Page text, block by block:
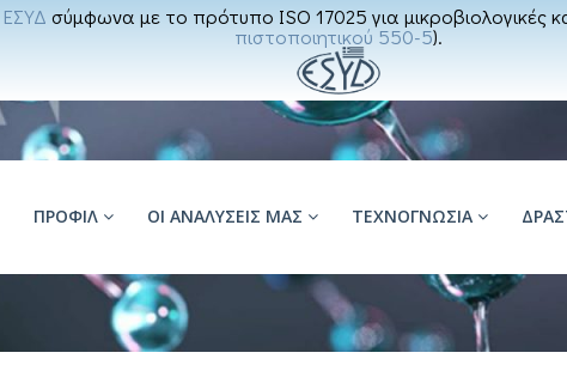
ΕΣΥΔ σύμφωνα με το πρότυπο ISO 17025 για μικροβιολογικές
πιστοποιητικού 550-5).
ΠΡΟΦΊΛ ΟΙ ΑΝΑΛΥΣΕΙΣ ΜΑΣ ΤΕΧΝΟΓΝΩΣΙΑ